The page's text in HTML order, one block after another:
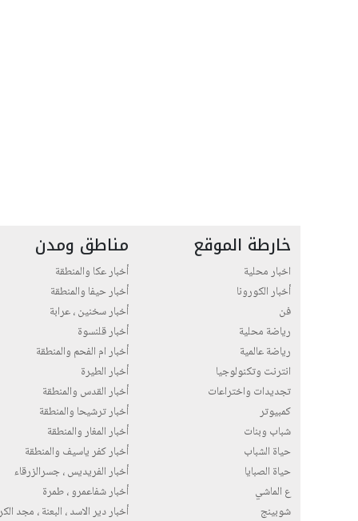
خارطة الموقع
اخبار محلية
أخبار الكورونا
فن
رياضة محلية
رياضة عالمية
انترنت وتكنولوجيا
تجديدات واختراعات
كمبيوتر
شباب وبنات
حياة الشباب
حياة الصبايا
ع الماشي
شوبينج
مناطق ومدن
أخبار عكا والمنطقة
أخبار حيفا والمنطقة
أخبار سخنين ، عرابة
أخبار قلنسوة
أخبار ام الفحم والمنطقة
أخبار الطيرة
أخبار القدس والمنطقة
أخبار ترشيحا والمنطقة
أخبار المغار والمنطقة
أخبار كفر ياسيف والمنطقة
أخبار الفريديس ، جسرالزرقاء
أخبار شفاعمرو ، طمرة
أخبار دير الاسد ، البعنة ، مجد